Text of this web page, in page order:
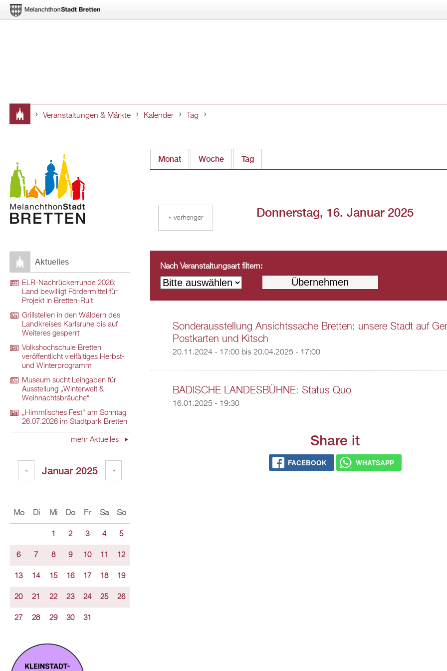
hier
Veranstaltungen & Märkte Kalender Tag
Monat Woche Tag(aktiver Reiter)
Donnerstag, 16. Januar 2025
« vorheriger
Nach Veranstaltungsart filtern:
Sonderausstellung Ansichtssache Bretten: unsere Stadt auf
Postkarten und Kitsch
20.11.2024 - 17:00bis 20.04.2025 - 17:00
BADISCHE LANDESBÜHNE: Status Quo
16.01.2025 - 19:30
Share it
FACEBOOK WHATSAPP
Aktuelles
ELR-Nachrückerrunde 2026:
Land bewilligt Fördermittel für
Projekt in Bretten-Ruit
Grillstellen in den Wäldern des
Landkreises Karlsruhe bis auf
Weiteres gesperrt
Volkshochschule Bretten
veröffentlicht vielfältiges Herbst-
und Winterprogramm
Museum sucht Leihgaben für
Ausstellung „Winterwelt &
Weihnachtsbräuche“
„Himmlisches Fest“ am Sonntag
26.07.2026 im Stadtpark Bretten
mehr Aktuelles
Januar 2025
« »
Mo Di Mi Do Fr Sa So
1 2 3 4 5
6 7 8 9 10 11 12
13 14 15 16 17 18 19
20 21 22 23 24 25 26
27 28 29 30 31